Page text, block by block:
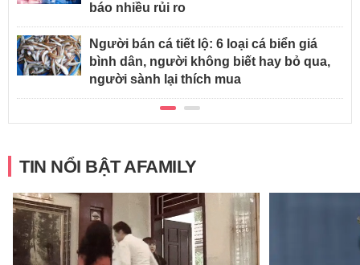
báo nhiều rủi ro
Người bán cá tiết lộ: 6 loại cá biển giá
bình dân, người không biết hay bỏ qua,
người sành lại thích mua
TIN NỔI BẬT AFAMILY